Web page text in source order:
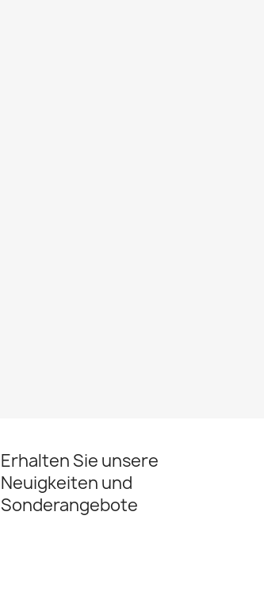
Erhalten Sie unsere
Neuigkeiten und
Sonderangebote